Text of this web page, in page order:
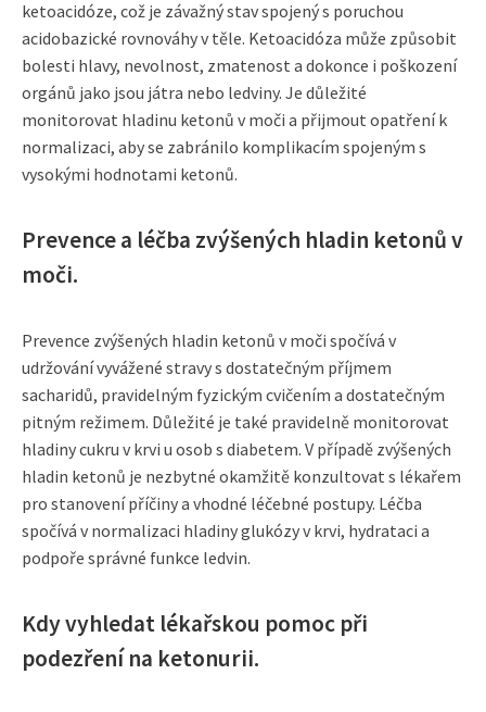
ketoacidóze, což je závažný stav spojený s poruchou
acidobazické rovnováhy v těle. Ketoacidóza může způsobit
bolesti hlavy, nevolnost, zmatenost a dokonce i poškození
orgánů jako jsou játra nebo ledviny. Je důležité
monitorovat hladinu ketonů v moči a přijmout opatření k
normalizaci, aby se zabránilo komplikacím spojeným s
vysokými hodnotami ketonů.
Prevence a léčba zvýšených hladin ketonů v
moči.
Prevence zvýšených hladin ketonů v moči spočívá v
udržování vyvážené stravy s dostatečným příjmem
sacharidů, pravidelným fyzickým cvičením a dostatečným
pitným režimem. Důležité je také pravidelně monitorovat
hladiny cukru v krvi u osob s diabetem. V případě zvýšených
hladin ketonů je nezbytné okamžitě konzultovat s lékařem
pro stanovení příčiny a vhodné léčebné postupy. Léčba
spočívá v normalizaci hladiny glukózy v krvi, hydrataci a
podpoře správné funkce ledvin.
Kdy vyhledat lékařskou pomoc při
podezření na ketonurii.